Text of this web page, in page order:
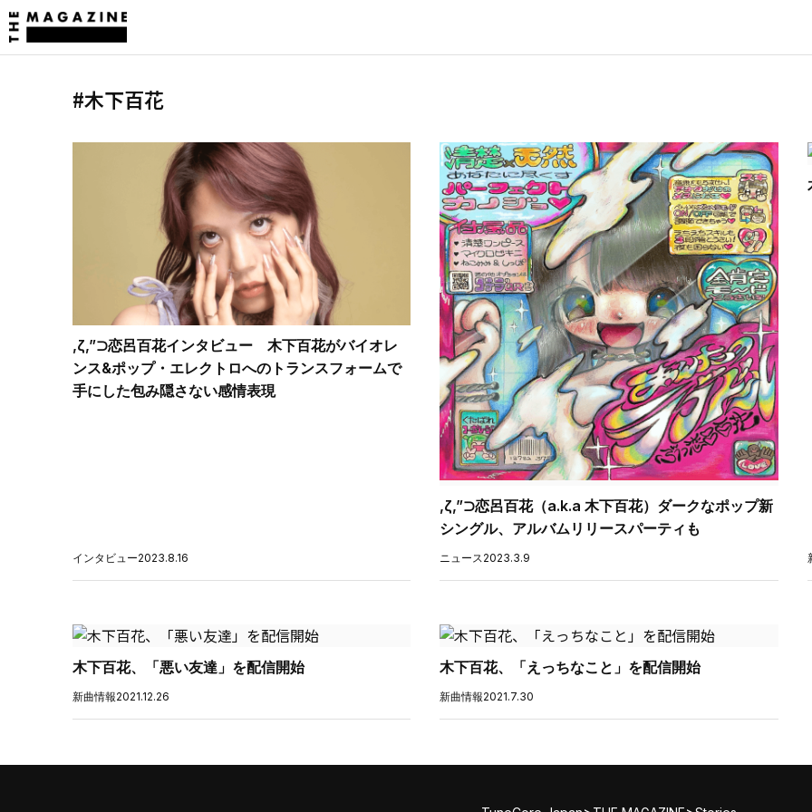
#木下百花
,ζ,”⊃恋呂百花インタビュー 木下百花がバイオレ
ンス&ポップ・エレクトロへのトランスフォームで
手にした包み隠さない感情表現
インタビュー2023.8.16
,ζ,”⊃恋呂百花（a.k.a 木下百花）ダークなポップ新
シングル、アルバムリリースパーティも
ニュース2023.3.9
木下百花、「悪い友達」を配信開始
新曲情報2021.12.26
木下百花、「えっちなこと」を配信開始
新曲情報2021.7.30